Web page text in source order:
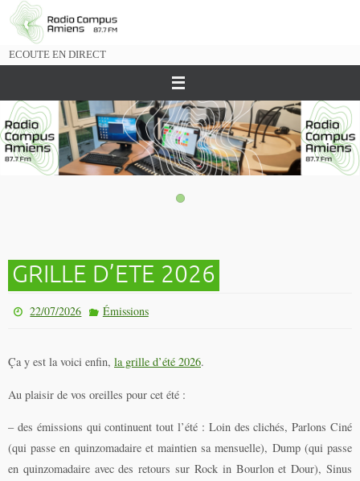
Passer
vers
ECOUTE EN DIRECT
GRILLE D’ETE 2026
22/07/2026 Émissions
Ça y est la voici enfin, la grille d’été 2026.
Au plaisir de vos oreilles pour cet été :
– des émissions qui continuent tout l’été : Loin des clichés, Parlons Ciné
(qui passe en quinzomadaire et maintien sa mensuelle), Dump (qui passe
en quinzomadaire avec des retours sur Rock in Bourlon et Dour), Sinus